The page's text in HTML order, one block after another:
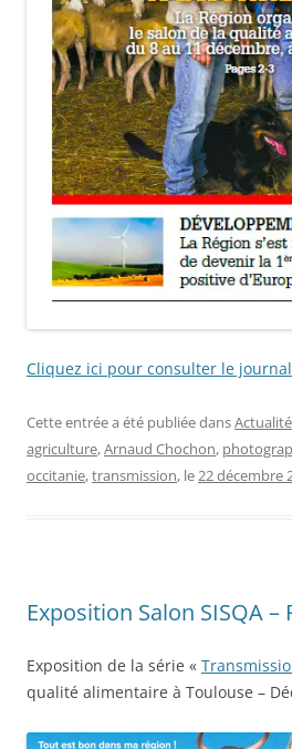
Cliquez ici pour consulter le
Cette entrée a été publiée dans
agriculture,Arnaud Chochon,
occitanie,transmission, le22 décembre
Exposition Salon SISQA
Exposition de la série «
qualité alimentaire à Toulouse –